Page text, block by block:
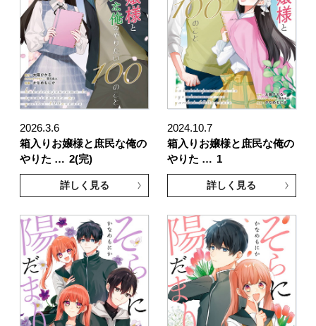
2026.3.6
箱入りお嬢様と庶民な俺の
やりた … 2(完)
詳しく見る
2024.10.7
箱入りお嬢様と庶民な俺の
やりた … 1
詳しく見る